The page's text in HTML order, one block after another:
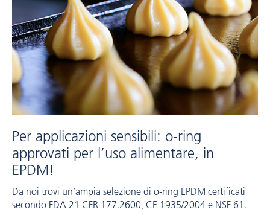
Per applicazioni sensibili: o-ring
approvati per l’uso alimentare, in
EPDM!
Da noi trovi un’ampia selezione di o-ring EPDM certificati
secondo FDA 21 CFR 177.2600, CE 1935/2004 e NSF 61.